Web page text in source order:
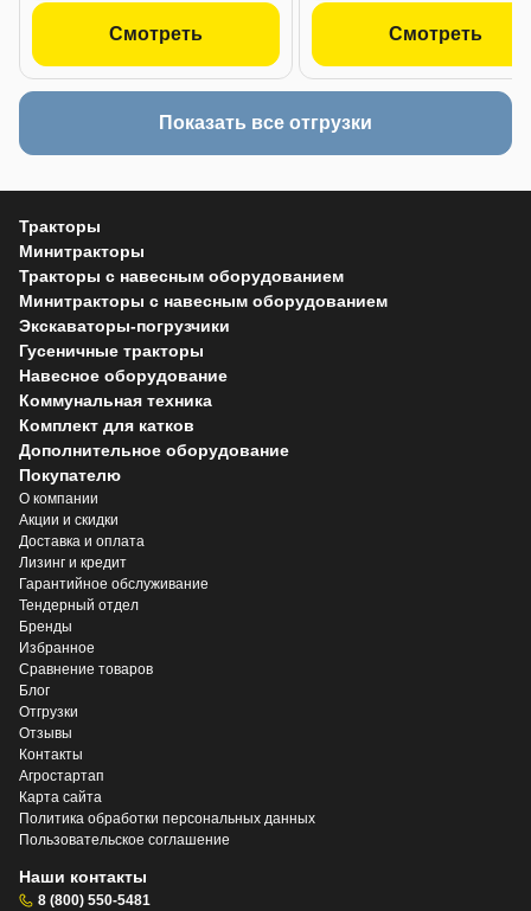
Смотреть Смотреть
Показать все отгрузки
Тракторы
Минитракторы
Тракторы с навесным оборудованием
Минитракторы с навесным оборудованием
Экскаваторы-погрузчики
Гусеничные тракторы
Навесное оборудование
Коммунальная техника
Комплект для катков
Дополнительное оборудование
Покупателю
О компании
Акции и скидки
Доставка и оплата
Лизинг и кредит
Гарантийное обслуживание
Тендерный отдел
Бренды
Избранное
Сравнение товаров
Блог
Отгрузки
Отзывы
Контакты
Агростартап
Карта сайта
Политика обработки персональных данных
Пользовательское соглашение
Наши контакты
8 (800) 550-5481